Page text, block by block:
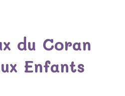
du Coran
Enfants